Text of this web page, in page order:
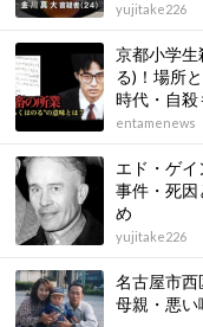
yujitake226
京都小学生
る)！場所
時代・自殺
entamenews
エド・ゲ
事件・死因
め
yujitake226
名古屋市
母親・悪い